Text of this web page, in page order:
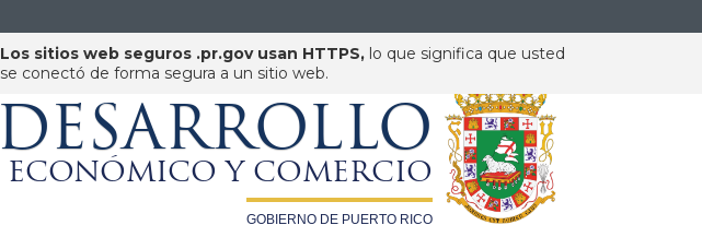
Los sitios web seguros .pr.gov usan HTTPS, lo que significa que usted
se conectó de forma segura a un sitio web.DEPARTAMENTO DE
DESARROLLO
ECONÓMICO Y COMERCIO
GOBIERNO DE PUERTO RICO